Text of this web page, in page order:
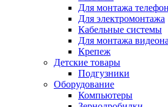
Для монтажа
Для электромонтажа
Кабельные системы
Для монтажа
Крепеж
Детские товары
Подгузники
Оборудование
Компьютеры